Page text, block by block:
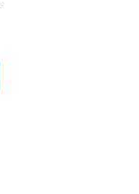
的は，
するた